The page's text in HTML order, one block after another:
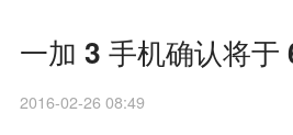
一加 3 手机确认将于
2016-02-26 08:49